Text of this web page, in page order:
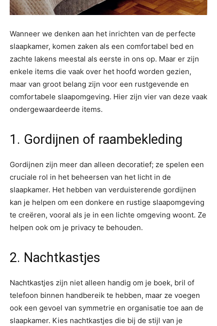
Wanneer we denken aan het inrichten van de perfecte
slaapkamer, komen zaken als een comfortabel bed en
zachte lakens meestal als eerste in ons op. Maar er zijn
enkele items die vaak over het hoofd worden gezien,
maar van groot belang zijn voor een rustgevende en
comfortabele slaapomgeving. Hier zijn vier van deze vaak
ondergewaardeerde items.
1. Gordijnen of raambekleding
Gordijnen zijn meer dan alleen decoratief; ze spelen een
cruciale rol in het beheersen van het licht in de
slaapkamer. Het hebben van verduisterende gordijnen
kan je helpen om een donkere en rustige slaapomgeving
te creëren, vooral als je in een lichte omgeving woont. Ze
helpen ook om je privacy te behouden.
2. Nachtkastjes
Nachtkastjes zijn niet alleen handig om je boek, bril of
telefoon binnen handbereik te hebben, maar ze voegen
ook een gevoel van symmetrie en organisatie toe aan de
slaapkamer. Kies nachtkastjes die bij de stijl van je